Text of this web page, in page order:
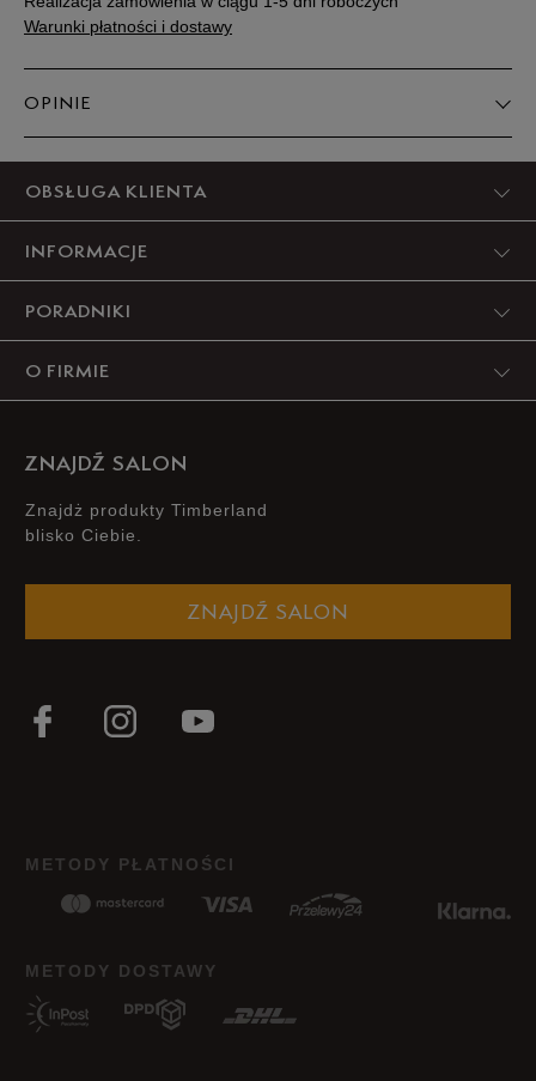
Warunki płatności i dostawy
OPINIE
OBSŁUGA KLIENTA
INFORMACJE
PORADNIKI
O FIRMIE
ZNAJDŹ SALON
Znajdż produkty Timberland
blisko Ciebie.
ZNAJDŹ SALON
METODY PŁATNOŚCI
METODY DOSTAWY